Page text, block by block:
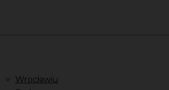
Wrocławiu